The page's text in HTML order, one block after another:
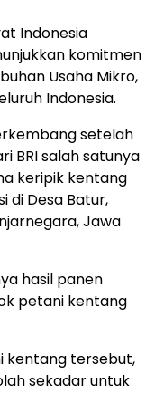
Indonesia
komitmen
Usaha Mikro,
Indonesia.
setelah
BRI salah satunya
keripik kentang
di Desa Batur,
Jawa
hasil panen
petani kentang
kentang tersebut,
sekadar untuk